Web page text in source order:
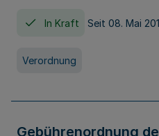
In Kraft Seit 08. Mai
Verordnung
Gebührenordnung